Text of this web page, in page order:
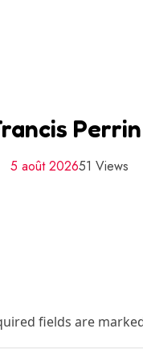
5 août 202651 Views
fields are